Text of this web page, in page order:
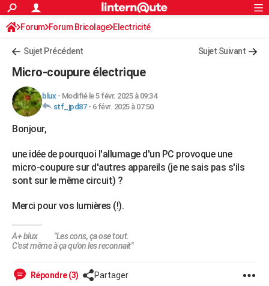
ACTUALITÉS
Politique
Société
Faits Divers
Education
Monde
Villes
+
FINANCE
Retraite
Impôts
Epargne
Immobilier
Risques naturels par ville
Banque
Assurance
Crédit
AUTO
Essais
Réserver un essai
Citadines
Berlines
SUV
Forum auto
+HIGH-TECH
Mobiles
Meilleur smartphone
Internet
Ordinateurs
Jeux vidéo
Guide high-tech
+
Forum
Aménagement intérieur
Extérieur
Cuisine
Salle de bains
Jardinage
Rangement
WEEK-END
Guides de France
Escapades
Patrimoine
Expositions
Musées
Week-end nature
+LIFESTYLE
Art de vivre
Bien-être
Loisirs
Mode
Modes de vie
SANTE
Destinations
City break
Voyage nature
Voyage de noces
Forum
Climat
S'inscrire
Connexion
Forum Forum Bricolage Electricité
Sujet Précédent Sujet Suivant
Micro-coupure électrique
blux - Modifié le 5 févr. 2025 à 09:34
stf_jpd87- 6 févr. 2025 à 07:50
Bonjour,
une idée de pourquoi l'allumage d'un PC provoque une
micro-coupure sur d'autres appareils (je ne sais pas s'ils
sont sur le même circuit) ?
Merci pour vos lumières (!).
A+ blux "Les cons, ça ose tout.
C'est même à ça qu'on les reconnait"
Répondre (3) Partager